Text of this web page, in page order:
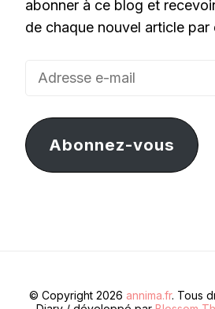
abonner à ce blog et
de chaque nouvel article par
Adresse
mail
Abonnez-vous
© Copyright 2026 annima.fr. Tous